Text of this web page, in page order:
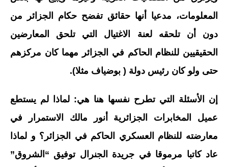
المعلومات، مدعيا أنها حقائق تفضح حكام الجزائر من
دون أن تلحقه لعنة الاغتيال التي تلحق المعارضين
الحقيقيين للنظام الحاكم في الجزائر مهما كان مركزهم
حتى ولو كان رئيس دولة ( بوضياف مثلا).
إن الأسئلة التي تطرح نفسها هنا هي: لماذا لم يستطع
عميل المخابرات الجزائرية أنور مالك الاستمرار في
معارضته للنظام العسكري الحاكم في الجزائر؟ و لماذا
عاد كاتبا مرموقا في جريدة الجنرال توفيق “الشروق”